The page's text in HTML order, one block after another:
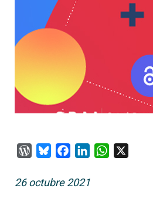
WordPress
BlueskyFacebook
LinkedInWhatsApp
26 octubre 2021